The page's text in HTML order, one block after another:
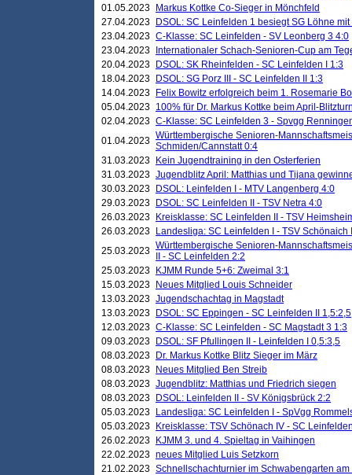
01.05.2023
Markus Kottke Co-Sieger in Mönchfeld
27.04.2023
DSOL: SC Leinfelden 1 besiegt SG Löhne mit
23.04.2023 C-Klasse: SC Leinfelden - SV Leonberg 3 4:0
23.04.2023
Internationaler Schach-Senioren-Cup am
20.04.2023
DSOL: SK Rheinfelden - SC Leinfelden I 1:3
18.04.2023
DSOL: SG Porz III - SC Leinfelden II 1:3
14.04.2023
Felix Bowitz erfolgreich beim 1. Rosemarie
05.04.2023 100% für Dr. Markus Kottke beim April-
02.04.2023 C-Klasse: SC Leinfelden 3 - Spvgg
01.04.2023 Württembergische Senioren-
Schmiden/Cannstatt 0:4
31.03.2023
Kein Jugendtraining in den Osterferien
31.03.2023 Jugendblitz April: Matthias und Tijana
30.03.2023
DSOL: Leinfelden I - MTV Langenberg 4:0
29.03.2023
DSOL: SC Leinfelden II - TSV Netra 4:0
26.03.2023
Kreisklasse: SC Leinfelden II - TSV
26.03.2023
Landesliga: SC Leinfelden I - TSV Schönaich
25.03.2023 Württembergische Senioren-
II - SC Leinfelden 2:2
25.03.2023
KJMM Runde 5+6: Zweimal 3:1
15.03.2023
Neues Mitglied Louis Schneider
13.03.2023 Jugendschachtag in Magstadt
13.03.2023
DSOL: SC Eppingen - SC Leinfelden II 1,5:2,5
12.03.2023 C-Klasse: SC Leinfelden - SC Magstadt 3 1:3
09.03.2023
DSOL: SF Pfullingen II - Leinfelden I 0,5:3,5
08.03.2023
Dr. Markus Kottke Blitz Sieger im März
08.03.2023
Neues Mitglied Ben Streib
08.03.2023 Jugendblitz: Matthias und Friedrich siegen
08.03.2023
DSOL: Leinfelden II - SV Königsbrück 2:2
05.03.2023
Landesliga: SC Leinfelden I - SpVgg
05.03.2023
Kreisklasse: TSV Schönach IV - SC
26.02.2023
KJMM 3. und 4. Spieltag in Vaihingen
22.02.2023 neues Mitglied Luis Setzkorn
21.02.2023 Schnellschachturnier im Schwabengarten